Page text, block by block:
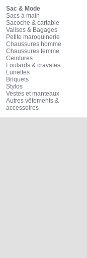
Sac & Mode
Sacs à main
Sacoche & cartable
Valises & Bagages
Petite maroquinerie
Chaussures homme
Chaussures femme
Ceintures
Foulards & cravates
Lunettes
Briquets
Stylos
Vestes et manteaux
Autres vêtements &
accessoires